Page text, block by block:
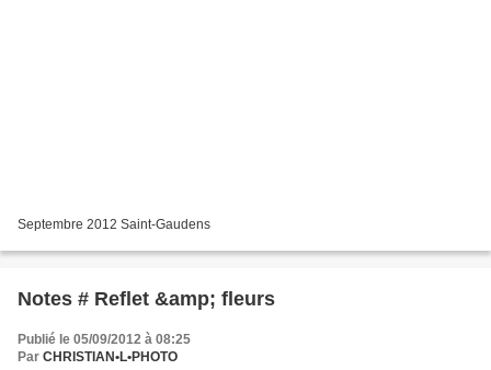
Septembre 2012 Saint-Gaudens
Notes # Reflet &amp; fleurs
Publié le 05/09/2012 à 08:25
Par CHRISTIAN•L•PHOTO